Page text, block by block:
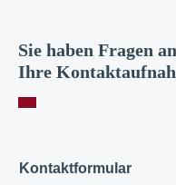
Sie haben Fragen
Ihre
Kontaktformular